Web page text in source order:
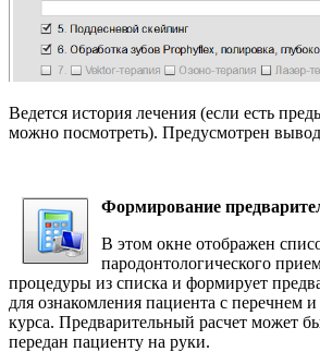
Ведется история лечения (если есть
можно посмотреть). Предусмотрен вывод
Формирование
В этом окне отображен
пародонтологического
процедуры из списка и формирует
для ознакомления пациента с перечнем
курса. Предварительный расчет может
передан пациенту на руки.